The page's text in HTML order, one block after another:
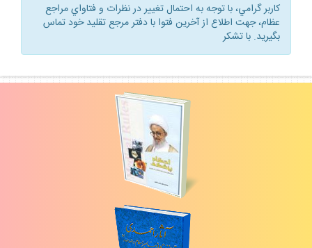
كاربر گرامي، با توجه به احتمال تغيير در نظرات و فتاواي مراجع
عظام، جهت اطلاع از آخرين فتوا با دفتر مرجع تقليد خود تماس
بگيريد. با تشكر